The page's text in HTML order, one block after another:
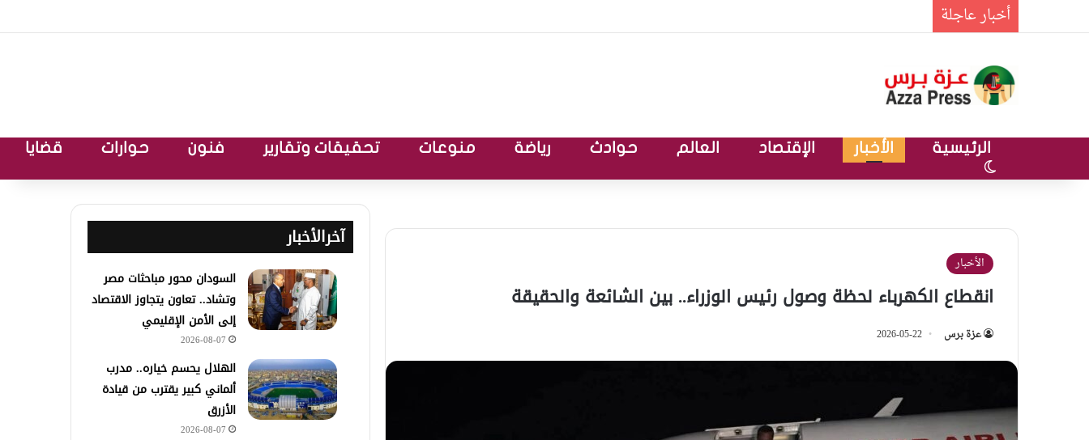
أخبار عاجلة
الرئيسية الأخبار الإقتصاد العالم حوادث رياضة منوعات تحقيقات وتقارير فنون حوارات قضايا
الوضع المظلم
الأخبار
انقطاع الكهرباء لحظة وصول رئيس الوزراء.. بين الشائعة والحقيقة
عزة برس 2026-05-22
آخرالأخبار
السودان محور مباحثات مصر
وتشاد.. تعاون يتجاوز الاقتصاد
إلى الأمن الإقليمي
2026-08-07
الهلال يحسم خياره.. مدرب
ألماني كبير يقترب من قيادة
الأزرق
2026-08-07